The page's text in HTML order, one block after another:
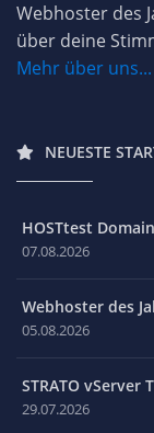
Webhoster des
über deine
Mehr über uns...
NEUESTE
HOSTtest
07.08.2026
Webhoster des
05.08.2026
STRATO vServer
29.07.2026